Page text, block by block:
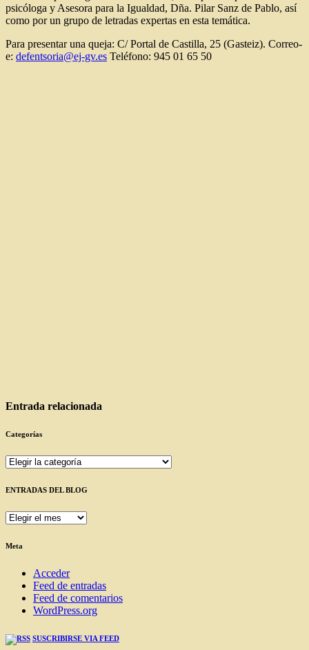
psicóloga y Asesora para la Igualdad, Dña. Pilar Sanz de Pablo, así
como por un grupo de letradas expertas en esta temática.
Para presentar una queja: C/ Portal de Castilla, 25 (Gasteiz). Correo-
e: defentsoria@ej-gv.es Teléfono: 945 01 65 50
Entrada relacionada
Categorías
Categorías
ENTRADAS DEL BLOG
ENTRADAS
BLOG
Meta
Acceder
Feed de entradas
Feed de comentarios
WordPress.org
SUSCRIBIRSE VIA FEED